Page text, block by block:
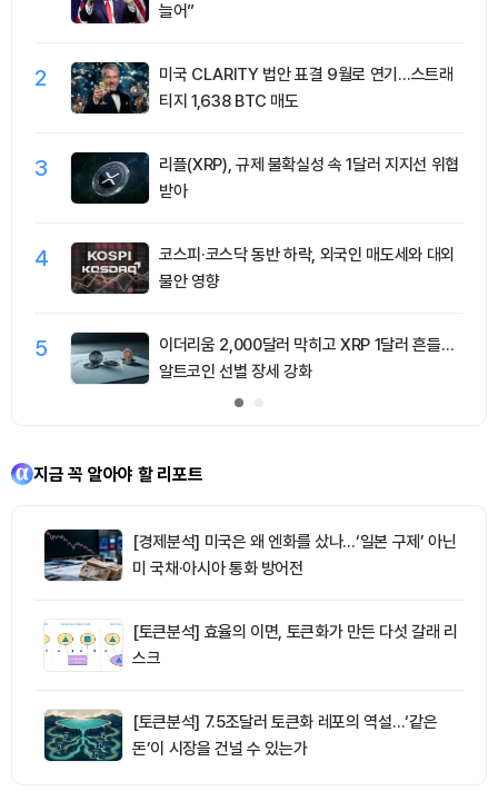
늘어”
2
미국 CLARITY 법안 표결 9월로 연기…스트래
티지 1,638 BTC 매도
3
리플(XRP), 규제 불확실성 속 1달러 지지선 위협
받아
4
코스피·코스닥 동반 하락, 외국인 매도세와 대외
불안 영향
5
이더리움 2,000달러 막히고 XRP 1달러 흔들…
알트코인 선별 장세 강화
지금 꼭 알아야 할 리포트
[경제분석] 미국은 왜 엔화를 샀나…‘일본 구제’ 아닌
미 국채·아시아 통화 방어전
[토큰분석] 효율의 이면, 토큰화가 만든 다섯 갈래 리
스크
[토큰분석] 7.5조달러 토큰화 레포의 역설…‘같은
돈’이 시장을 건널 수 있는가